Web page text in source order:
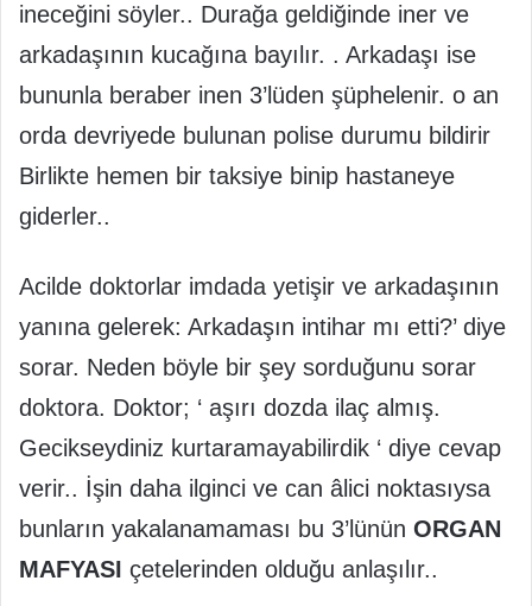
ineceğini söyler.. Durağa geldiğinde iner ve
arkadaşının kucağına bayılır. . Arkadaşı ise
bununla beraber inen 3’lüden şüphelenir. o an
orda devriyede bulunan polise durumu bildirir
Birlikte hemen bir taksiye binip hastaneye
giderler..
Acilde doktorlar imdada yetişir ve arkadaşının
yanına gelerek: Arkadaşın intihar mı etti?’ diye
sorar. Neden böyle bir şey sorduğunu sorar
doktora. Doktor; ‘ aşırı dozda ilaç almış.
Gecikseydiniz kurtaramayabilirdik ‘ diye cevap
verir.. İşin daha ilginci ve can âlici noktasıysa
bunların yakalanamaması bu 3’lünün ORGAN
MAFYASI çetelerinden olduğu anlaşılır..